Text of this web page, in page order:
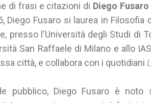
di frasi e citazioni di Diego Fusaro
Diego Fusaro si laurea in
presso l'Università degli Studi di
San Raffaele di Milano e allo
città, e collabora con i quotidiani
pubblico, Diego Fusaro è